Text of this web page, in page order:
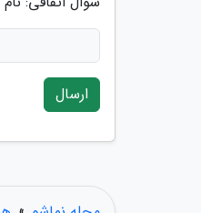
ارسال